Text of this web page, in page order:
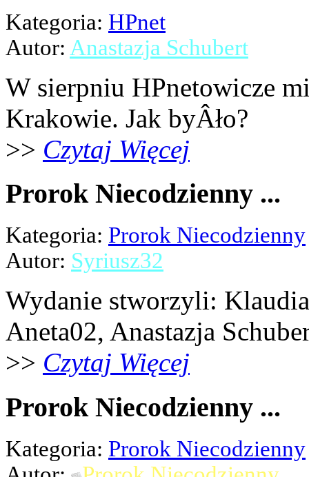
Kategoria: HPnet
Autor: Anastazja Schubert
W sierpniu HPnetowicze
Krakowie. Jak byÂło?
>> Czytaj Więcej
Prorok Niecodzienny ...
Kategoria: Prorok Niecodzienny
Autor: Syriusz32
Wydanie stworzyli:
Aneta02, Anastazja
>> Czytaj Więcej
Prorok Niecodzienny ...
Kategoria: Prorok Niecodzienny